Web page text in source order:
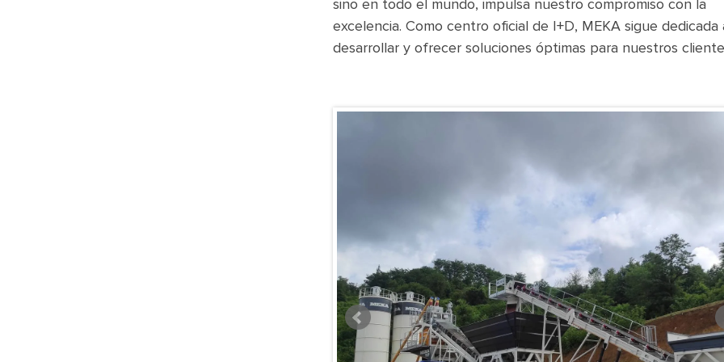
sino en todo el mundo, impulsa nuestro compromiso con la
excelencia. Como centro oficial de I+D, MEKA sigue dedicada
desarrollar y ofrecer soluciones óptimas para nuestros